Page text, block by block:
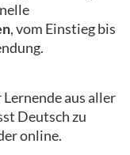
, vom Einstieg bis
aus aller
Deutsch zu
online.